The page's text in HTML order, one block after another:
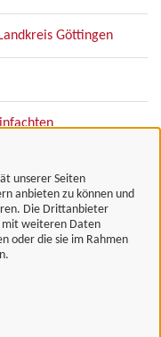
unserer Seiten
anbieten zu können und
Die Drittanbieter
mit weiteren Daten
oder die sie im Rahmen
Göttingen